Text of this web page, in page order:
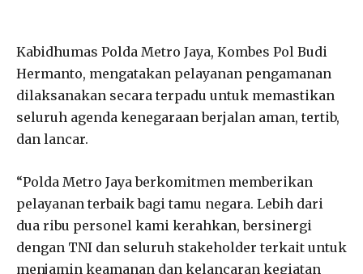
Kabidhumas Polda Metro Jaya, Kombes Pol Budi
Hermanto, mengatakan pelayanan pengamanan
dilaksanakan secara terpadu untuk memastikan
seluruh agenda kenegaraan berjalan aman, tertib,
dan lancar.
“Polda Metro Jaya berkomitmen memberikan
pelayanan terbaik bagi tamu negara. Lebih dari
dua ribu personel kami kerahkan, bersinergi
dengan TNI dan seluruh stakeholder terkait untuk
menjamin keamanan dan kelancaran kegiatan